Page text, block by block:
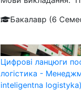
Бакалавр (6
Цифрові ланцюги
логістика -
inteligentna logistyka)